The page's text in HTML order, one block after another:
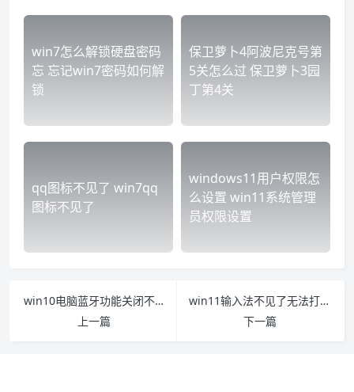
win7怎么解锁硬盘密码
忘 忘记win7密码如何解
锁
保卫萝卜4阿波尼克号第
5关怎么过 保卫萝卜3园
丁第4关
qq图标不见了 win7qq
图标不见了
windows11用户权限怎
么设置 win11系统管理
员权限设置
win10电脑蓝牙功能关闭不了怎么办 windows10怎么关闭蓝牙
上一篇
win11输入法不见了无法打字怎么办 win10输入法不见了无法打字
下一篇